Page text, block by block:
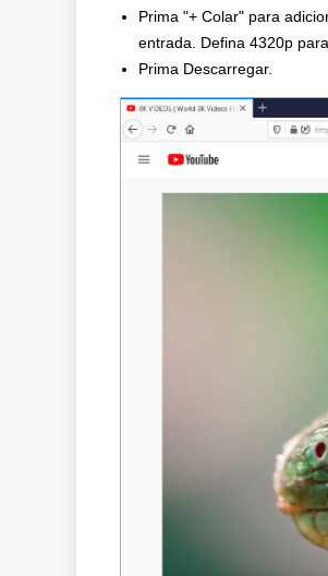
Prima "+ Colar" para
entrada. Defina 4320p
Prima Descarregar.